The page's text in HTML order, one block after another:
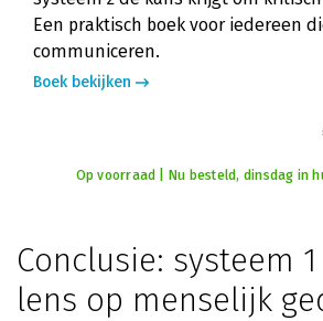
Een praktisch boek voor iedereen
communiceren.
Boek bekijken
Op voorraad | Nu besteld, dinsdag in
Conclusie: systeem
lens op menselijk